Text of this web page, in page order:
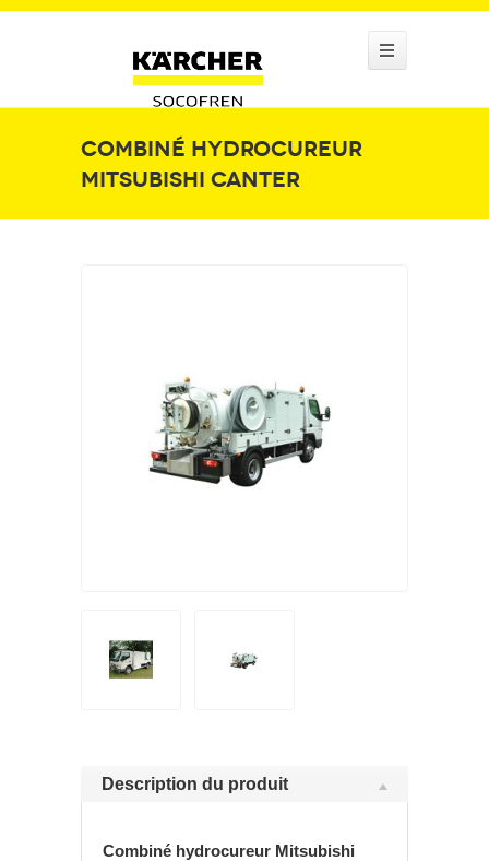
Combiné hydrocureur
Mitsubishi Canter
Description du produit
Combiné hydrocureur Mitsubishi